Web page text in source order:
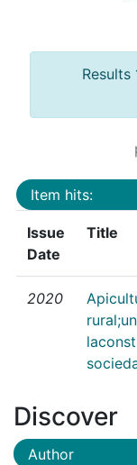
Results
Item hits:
Issue
Date
Title
2020
Discover
Author